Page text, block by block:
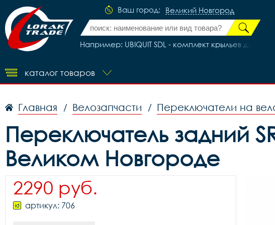
Ваш город: Великий Новгород
Например: UBIQUIT SDL - комплект крыльев для
каталог товаров
Главная / Велозапчасти / Переключатели на
Переключатель задний
Великом Новгороде
2290 руб.
артикул: 706